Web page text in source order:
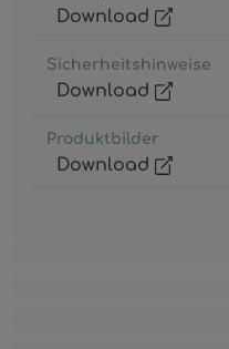
Download
Sicherheitshinweise
Download
Produktbilder
Download